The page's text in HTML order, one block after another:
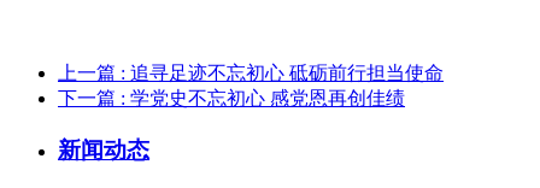
上一篇 : 追寻足迹不忘初心 砥砺前行担当使命
下一篇 : 学党史不忘初心 感党恩再创佳绩
新闻动态